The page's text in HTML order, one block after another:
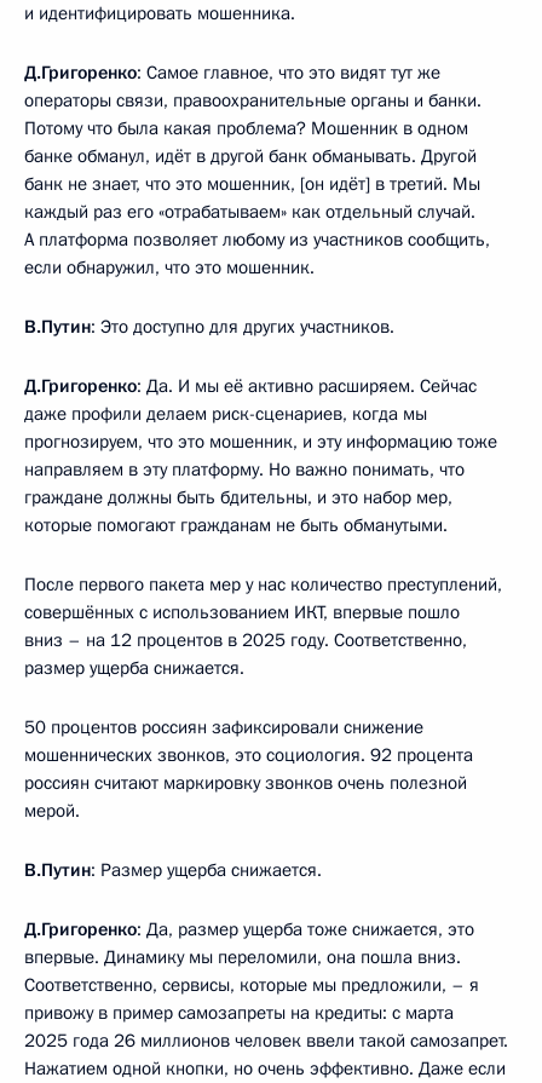
и идентифицировать мошенника.
Д.Григоренко: Самое главное, что это видят тут же
операторы связи, правоохранительные органы и банки.
Потому что была какая проблема? Мошенник в одном
банке обманул, идёт в другой банк обманывать. Другой
банк не знает, что это мошенник, [он идёт] в третий. Мы
каждый раз его «отрабатываем» как отдельный случай.
А платформа позволяет любому из участников сообщить,
если обнаружил, что это мошенник.
В.Путин: Это доступно для других участников.
Д.Григоренко: Да. И мы её активно расширяем. Сейчас
даже профили делаем риск-сценариев, когда мы
прогнозируем, что это мошенник, и эту информацию тоже
направляем в эту платформу. Но важно понимать, что
граждане должны быть бдительны, и это набор мер,
которые помогают гражданам не быть обманутыми.
После первого пакета мер у нас количество преступлений,
совершённых с использованием ИКТ, впервые пошло
вниз – на 12 процентов в 2025 году. Соответственно,
размер ущерба снижается.
50 процентов россиян зафиксировали снижение
мошеннических звонков, это социология. 92 процента
россиян считают маркировку звонков очень полезной
мерой.
В.Путин: Размер ущерба снижается.
Д.Григоренко: Да, размер ущерба тоже снижается, это
впервые. Динамику мы переломили, она пошла вниз.
Соответственно, сервисы, которые мы предложили, – я
привожу в пример самозапреты на кредиты: с марта
2025 года 26 миллионов человек ввели такой самозапрет.
Нажатием одной кнопки, но очень эффективно. Даже если